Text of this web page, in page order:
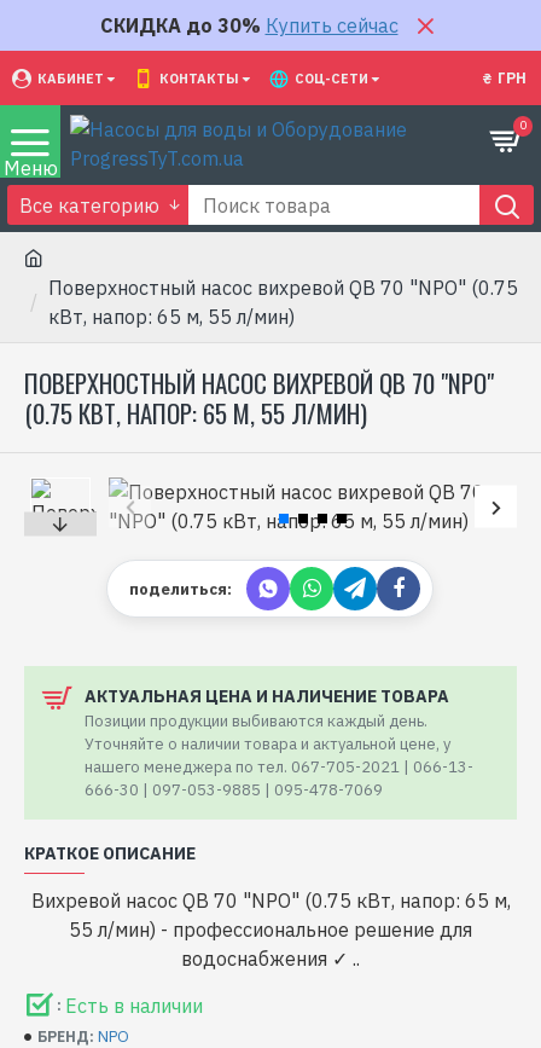
СКИДКА до 30% Купить сейчас
КАБИНЕТ КОНТАКТЫ СОЦ-СЕТИ ₴ ГРН
0
Все категорию
Поверхностный насос вихревой QB 70 "NPO" (0.75
кВт, напор: 65 м, 55 л/мин)
ПОВЕРХНОСТНЫЙ НАСОС ВИХРЕВОЙ QB 70 "NPO"
(0.75 КВТ, НАПОР: 65 М, 55 Л/МИН)
поделиться:
АКТУАЛЬНАЯ ЦЕНА И НАЛИЧЕНИЕ ТОВАРА
Позиции продукции выбиваются каждый день.
Уточняйте о наличии товара и актуальной цене, у
нашего менеджера по тел. 067-705-2021 | 066-13-
666-30 | 097-053-9885 | 095-478-7069
КРАТКОЕ ОПИСАНИЕ
Вихревой насос QB 70 "NPO" (0.75 кВт, напор: 65 м,
55 л/мин) - профессиональное решение для
водоснабжения ✓ ..
: Есть в наличии
БРЕНД: NPO